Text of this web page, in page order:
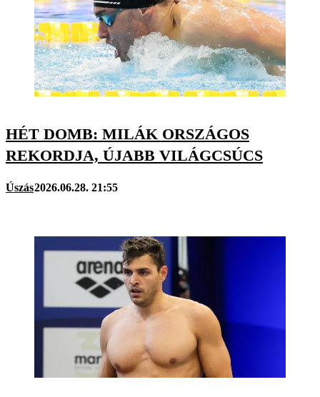
HÉT DOMB: MILÁK ORSZÁGOS
REKORDJA, ÚJABB VILÁGCSÚCS
Úszás2026.06.28. 21:55